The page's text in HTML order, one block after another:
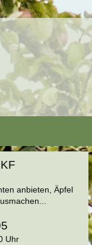
anbieten, Äpfel
Uhr